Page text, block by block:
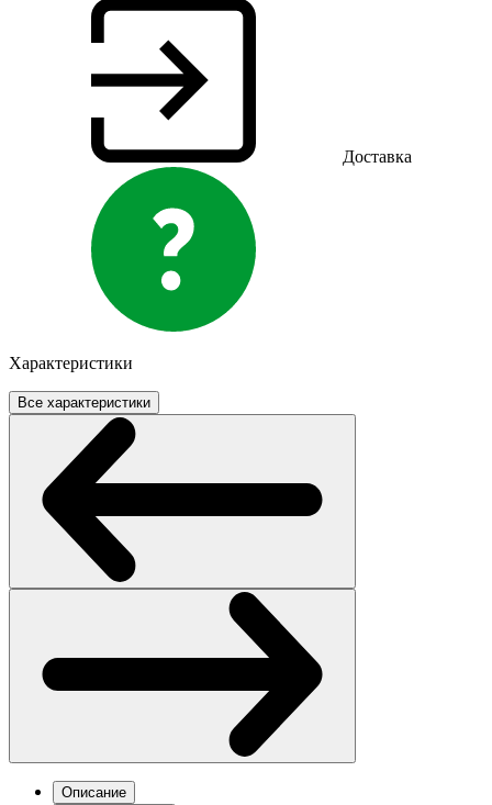
Доставка
Характеристики
Все характеристики
Описание